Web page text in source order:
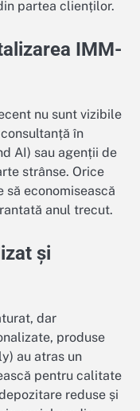
partea clienților.
IMM-
nu sunt vizibile
în
AI) sau agenții de
strânse. Orice
să economisească
anul trecut.
și
dar
produse
au atras un
pentru calitate
reduse și